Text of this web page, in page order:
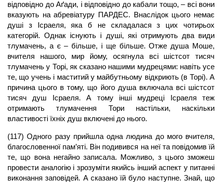
відповідно до Аґади, і відповідно до кабали тощо, – всі вони
вказують на абревіатуру ПАРДЕС. Внаслідок цього немає
душі з Ісраеля, яка б не складалася з цих чотирьох
категорій. Однак існують і душі, які отримують два види
тлумачень, а є – більше, і ще більше. Отже душа Моше,
вчителя нашого, мир йому, осягнула всі шістсот тисяч
тлумачень у Торі, як сказано нашими мудрецями: навіть усе
те, що учень і маститий у майбутньому відкриють (в Торі). А
причина цього в тому, що його душа включала всі шістсот
тисяч душ Ісраеля. А тому інші мудреці Ісраеля теж
отримають тлумачення Тори настільки, наскільки
властивості їхніх душ включені до нього.
(117) Одного разу прийшла одна людина до мого вчителя,
благословенної пам’яті. Він подивився на неї та повідомив їй
те, що вона негайно записала. Можливо, з цього зможеш
провести аналогію і зрозуміти якийсь інший аспект у питанні
виконання заповідей. А сказано їй було наступне. Знай, що